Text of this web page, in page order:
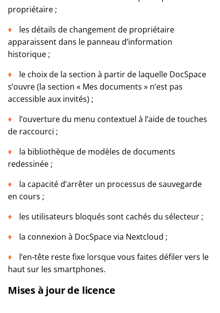
propriétaire ;
les détails de changement de propriétaire
apparaissent dans le panneau d’information
historique ;
le choix de la section à partir de laquelle DocSpace
s’ouvre (la section « Mes documents » n’est pas
accessible aux invités) ;
l’ouverture du menu contextuel à l’aide de touches
de raccourci ;
la bibliothèque de modèles de documents
redessinée ;
la capacité d’arrêter un processus de sauvegarde
en cours ;
les utilisateurs bloqués sont cachés du sélecteur ;
la connexion à DocSpace via Nextcloud ;
l’en-tête reste fixe lorsque vous faites défiler vers le
haut sur les smartphones.
Mises à jour de licence